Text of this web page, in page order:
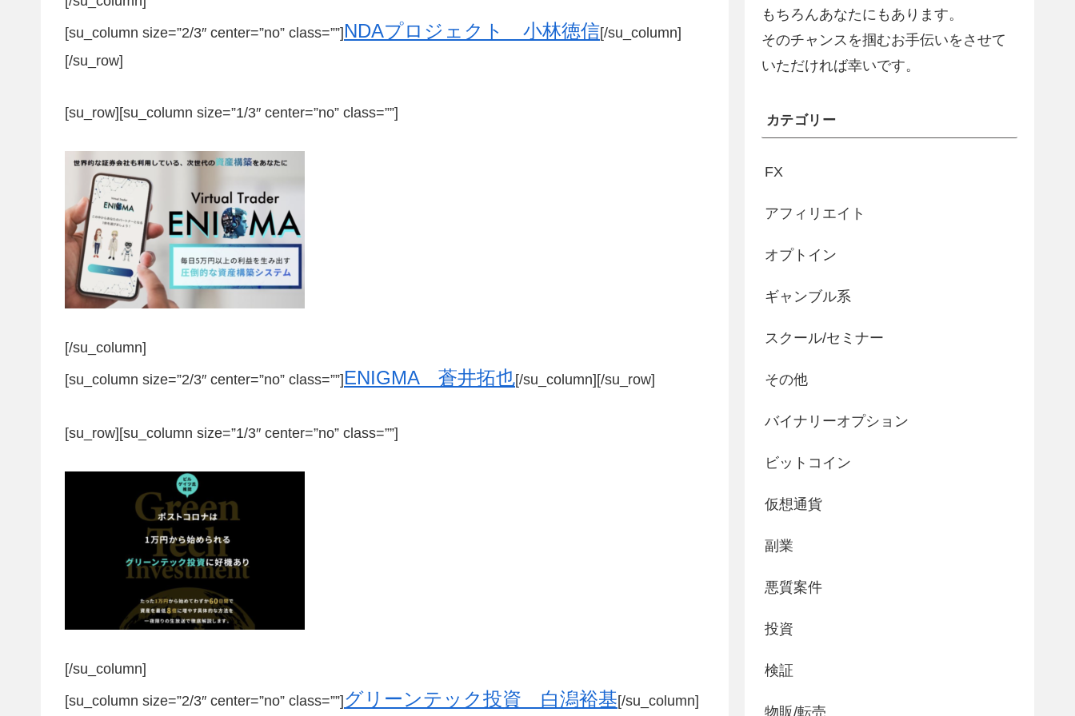
[su_column size=”2/3″ center=”no” class=””] NDAプロジェクト 小林徳信[/su_column]
[/su_row]
[su_row][su_column size=”1/3″ center=”no” class=””]
[/su_column]
[su_column size=”2/3″ center=”no” class=””]ENIGMA 蒼井拓也[/su_column][/su_row]
[su_row][su_column size=”1/3″ center=”no” class=””]
[/su_column]
[su_column size=”2/3″ center=”no” class=””]グリーンテック投資 白潟裕基[/su_column]
もちろんあなたにもあります。
そのチャンスを掴むお手伝いをさせて
いただければ幸いです。
カテゴリー
FX
アフィリエイト
オプトイン
ギャンブル系
スクール/セミナー
その他
バイナリーオプション
ビットコイン
仮想通貨
副業
悪質案件
投資
検証
物販/転売